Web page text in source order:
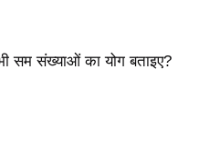
संख्याओं का योग बताइए?